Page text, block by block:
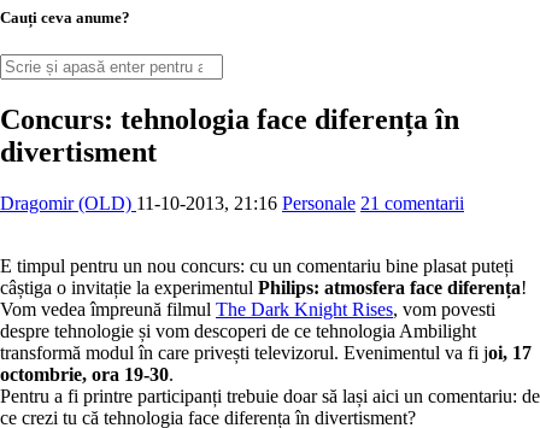
Cauți ceva anume?
Concurs: tehnologia face diferența în
divertisment
Dragomir (OLD) 11-10-2013, 21:16 Personale 21 comentarii
E timpul pentru un nou concurs: cu un comentariu bine plasat puteți
câștiga o invitație la experimentul Philips: atmosfera face diferența!
Vom vedea împreună filmul The Dark Knight Rises, vom povesti
despre tehnologie și vom descoperi de ce tehnologia Ambilight
transformă modul în care privești televizorul. Evenimentul va fi joi, 17
octombrie, ora 19-30.
Pentru a fi printre participanți trebuie doar să lași aici un comentariu: de
ce crezi tu că tehnologia face diferența în divertisment?